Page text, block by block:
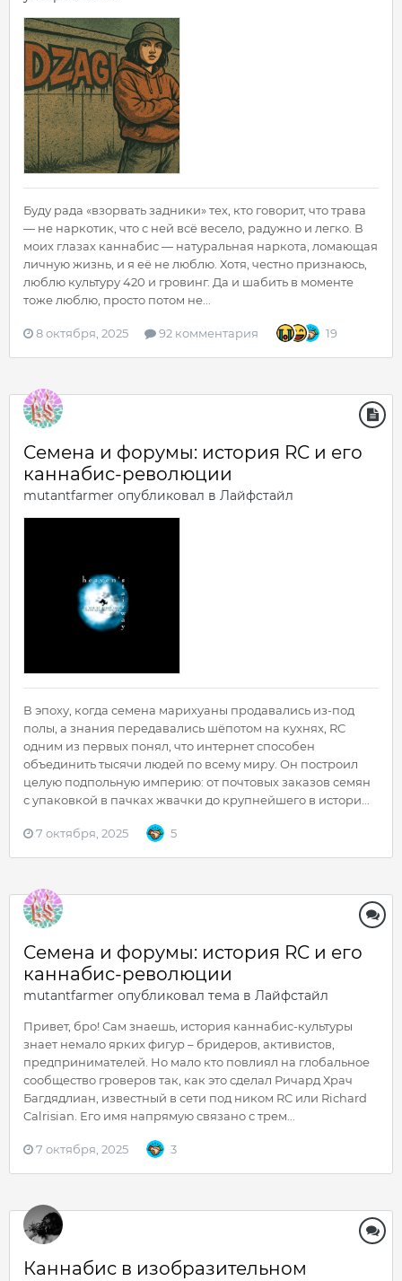
Буду рада «взорвать задники» тех, кто говорит, что трава
— не наркотик, что с ней всё весело, радужно и легко. В
моих глазах каннабис — натуральная наркота, ломающая
личную жизнь, и я её не люблю. Хотя, честно признаюсь,
люблю культуру 420 и гровинг. Да и шабить в моменте
тоже люблю, просто потом не...
8 октября, 2025 92 комментария 19
Семена и форумы: история RC и его
каннабис-революции
mutantfarmer опубликовал в Лайфстайл
В эпоху, когда семена марихуаны продавались из-под
полы, а знания передавались шёпотом на кухнях, RC
одним из первых понял, что интернет способен
объединить тысячи людей по всему миру. Он построил
целую подпольную империю: от почтовых заказов семян
с упаковкой в пачках жвачки до крупнейшего в истори...
7 октября, 2025 5
Семена и форумы: история RC и его
каннабис-революции
mutantfarmer опубликовал тема в Лайфстайл
Привет, бро! Сам знаешь, история каннабис-культуры
знает немало ярких фигур – бридеров, активистов,
предпринимателей. Но мало кто повлиял на глобальное
сообщество гроверов так, как это сделал Ричард Храч
Багдядлиан, известный в сети под ником RC или Richard
Calrisian. Его имя напрямую связано с трем...
7 октября, 2025 3
Каннабис в изобразительном